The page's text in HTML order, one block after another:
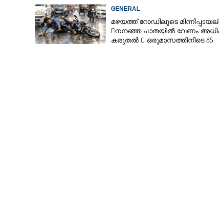
GENERAL
മഴയത്ത് റോഡിലൂടെ
നനഞ്ഞ പാതയിൽ വേണം
കരുതൽ  ഒരുമാസത്തിനിടെ 85